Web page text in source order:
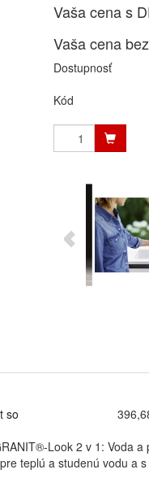
Vaša cena s
Vaša cena
Dostupnosť
Kód
so
Look 2 v 1: Voda
teplú a studenú vodu a